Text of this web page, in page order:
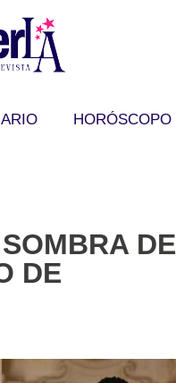
HORÓSCOPO
DE
DE